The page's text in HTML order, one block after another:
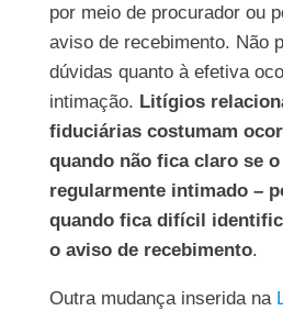
por meio de procurador ou
aviso de recebimento. Não
dúvidas quanto à efetiva
intimação. Litígios
fiduciárias costumam
quando não fica claro se
regularmente intimado –
quando fica difícil
o aviso de recebimento.
Outra mudança inserida na